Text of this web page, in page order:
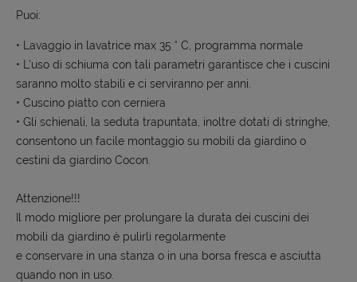
Puoi:
• Lavaggio in lavatrice max 35 ° C, programma normale
• L'uso di schiuma con tali parametri garantisce che i cuscini
saranno molto stabili e ci serviranno per anni.
• Cuscino piatto con cerniera
• Gli schienali, la seduta trapuntata, inoltre dotati di stringhe,
consentono un facile montaggio su mobili da giardino o
cestini da giardino Cocon.
Attenzione!!!
Il modo migliore per prolungare la durata dei cuscini dei
mobili da giardino è pulirli regolarmente
e conservare in una stanza o in una borsa fresca e asciutta
quando non in uso.